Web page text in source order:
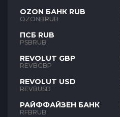
OZON БАНК RUB
OZONBRUB
ПСБ RUB
PSBRUB
REVOLUT GBP
REVBGBP
REVOLUT USD
REVBUSD
РАЙФФАЙЗЕН БАНК
RFBRUB